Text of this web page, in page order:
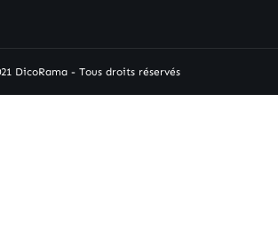
DicoRama - Tous droits réservés